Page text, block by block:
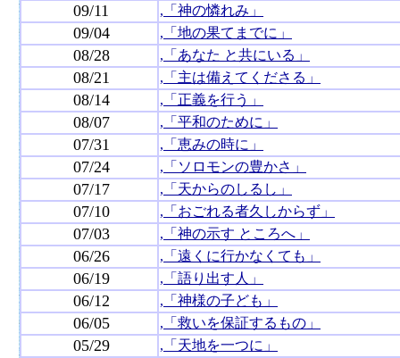
09/11 ,「神の憐れみ」
09/04 ,「地の果てまでに」
08/28 ,「あなた と共にいる」
08/21 ,「主は備えてくださる」
08/14 ,「正義を行う」
08/07 ,「平和のために」
07/31 ,「恵みの時に」
07/24 ,「ソロモンの豊かさ」
07/17 ,「天からのしるし」
07/10 ,「おごれる者久しからず」
07/03 ,「神の示す ところへ」
06/26 ,「遠くに行かなくても」
06/19 ,「語り出す人」
06/12 ,「神様の子ども」
06/05 ,「救いを保証するもの」
05/29 ,「天地を一つに」